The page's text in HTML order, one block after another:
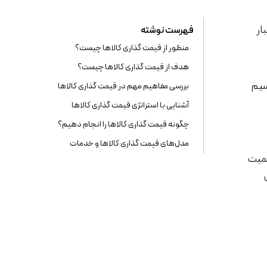
فهرست نوشته
منظور از قیمت گذاری کالاها چیست؟
هدف از قیمت گذاری کالاها چیست؟
بررسی مفاهیم مهم در قیمت گذاری کالاها
آشنایی با استراتژی قیمت گذاری کالاها
چگونه قیمت گذاری کالاها را انجام دهیم؟
مدل‌های قیمت گذاری کالاها و خدمات